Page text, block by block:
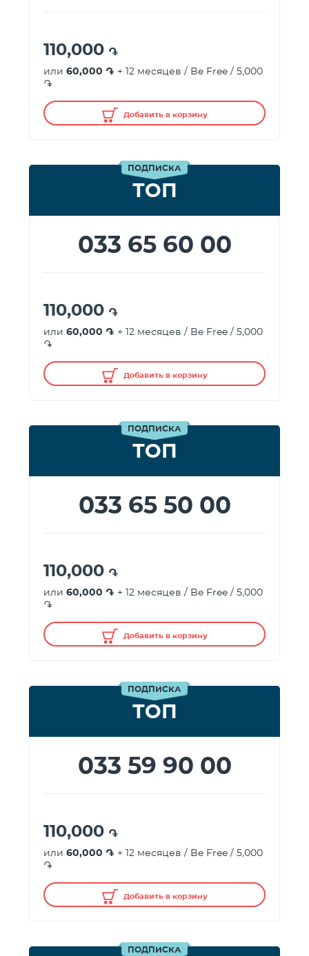
110,000 ֏
или 60,000 ֏ + 12 месяцев / Be Free / 5,000
֏
Добавить в корзину
ПОДПИСКА
ТОП
033 65 60 00
110,000 ֏
или 60,000 ֏ + 12 месяцев / Be Free / 5,000
֏
Добавить в корзину
ПОДПИСКА
ТОП
033 65 50 00
110,000 ֏
или 60,000 ֏ + 12 месяцев / Be Free / 5,000
֏
Добавить в корзину
ПОДПИСКА
ТОП
033 59 90 00
110,000 ֏
или 60,000 ֏ + 12 месяцев / Be Free / 5,000
֏
Добавить в корзину
ПОДПИСКА